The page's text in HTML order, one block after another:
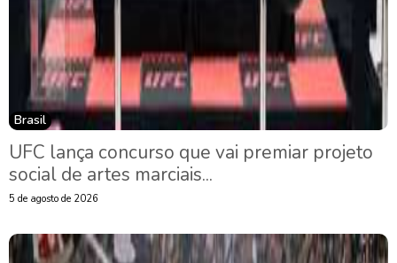
Brasil
UFC lança concurso que vai premiar projeto
social de artes marciais...
5 de agosto de 2026